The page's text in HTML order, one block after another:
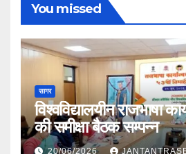
You missed
सागर
विश्वविद्यालयीन राजभाषा
की समीक्षा बैठक सम्पन्न
20/06/2026